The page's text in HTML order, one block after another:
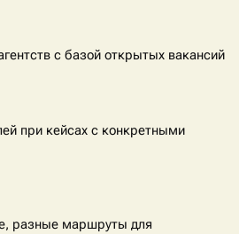
с базой открытых вакансий
при кейсах с конкретными
разные маршруты для